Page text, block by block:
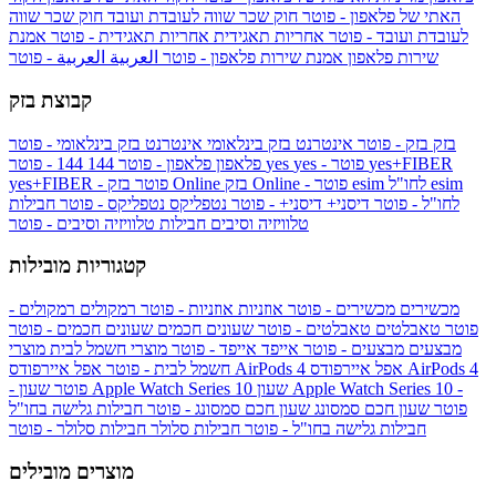
האתי של פלאפון - פוטר חוק שכר שווה לעובדת ועובד חוק שכר שווה
לעובדת ועובד - פוטר אחריות תאגידית אחריות תאגידית - פוטר אמנת
שירות פלאפון אמנת שירות פלאפון - פוטר العربية العربية - פוטר
קבוצת בזק
בזק בזק - פוטר אינטרנט בזק בינלאומי אינטרנט בזק בינלאומי - פוטר
פלאפון פלאפון - פוטר 144 yes
yes+FIBER
yes+FIBER - פוטר בזק Online
esim
לחו"ל - פוטר דיסני+ דיסני+ - פוטר נטפליקס נטפליקס - פוטר חבילות
טלוויזיה וסיבים חבילות טלוויזיה וסיבים - פוטר
קטגוריות מובילות
מכשירים מכשירים - פוטר אוזניות אוזניות - פוטר רמקולים רמקולים -
פוטר טאבלטים טאבלטים - פוטר שעונים חכמים שעונים חכמים - פוטר
מבצעים מבצעים - פוטר אייפד אייפד - פוטר מוצרי חשמל לבית מוצרי
חשמל לבית - פוטר אפל איירפודס AirPods 4 אפל איירפודס AirPods 4
- פוטר שעון Apple Watch Series 10 שעון Apple Watch Series 10 -
פוטר שעון חכם סמסונג שעון חכם סמסונג - פוטר חבילות גלישה בחו"ל
חבילות גלישה בחו"ל - פוטר חבילות סלולר חבילות סלולר - פוטר
מוצרים מובילים